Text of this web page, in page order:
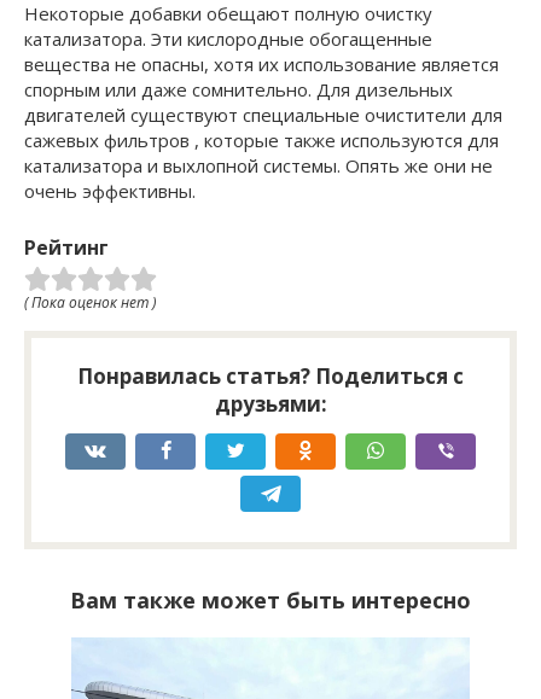
Некоторые добавки обещают полную очистку
катализатора. Эти кислородные обогащенные
вещества не опасны, хотя их использование является
спорным или даже сомнительно. Для дизельных
двигателей существуют специальные очистители для
сажевых фильтров , которые также используются для
катализатора и выхлопной системы. Опять же они не
очень эффективны.
Рейтинг
( Пока оценок нет )
Понравилась статья? Поделиться с
друзьями:
Вам также может быть интересно